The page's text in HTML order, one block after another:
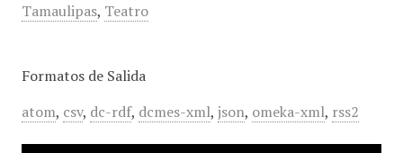
Tamaulipas, Teatro
Formatos de Salida
atom, csv, dc-rdf, dcmes-xml, json, omeka-xml, rss2